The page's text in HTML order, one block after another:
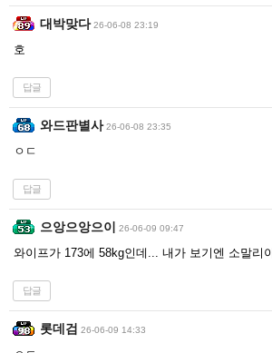
대박맞다 26-06-08 23:19
호
답글
와드판별사 26-06-08 23:35
ㅇㄷ
답글
으앙으앙으이 26-06-09 09:47
와이프가 173에 58kg인데... 내가 보기엔 소말리
답글
롯데검 26-06-09 14:33